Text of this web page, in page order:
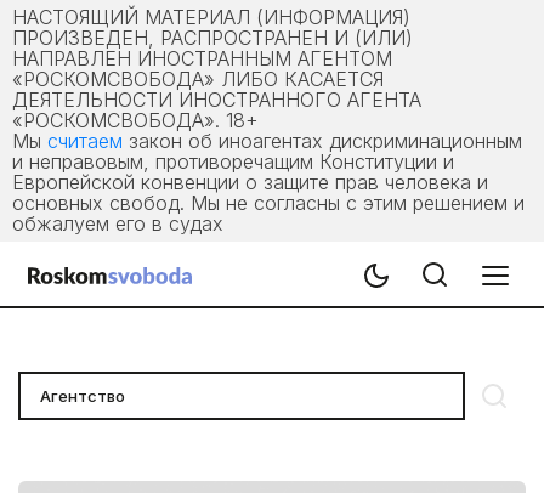
НАСТОЯЩИЙ МАТЕРИАЛ (ИНФОРМАЦИЯ)
ПРОИЗВЕДЕН, РАСПРОСТРАНЕН И (ИЛИ)
НАПРАВЛЕН ИНОСТРАННЫМ АГЕНТОМ
«РОСКОМСВОБОДА» ЛИБО КАСАЕТСЯ
ДЕЯТЕЛЬНОСТИ ИНОСТРАННОГО АГЕНТА
«РОСКОМСВОБОДА». 18+
Мы считаем закон об иноагентах дискриминационным
и неправовым, противоречащим Конституции и
Европейской конвенции о защите прав человека и
основных свобод. Мы не согласны с этим решением и
обжалуем его в судах